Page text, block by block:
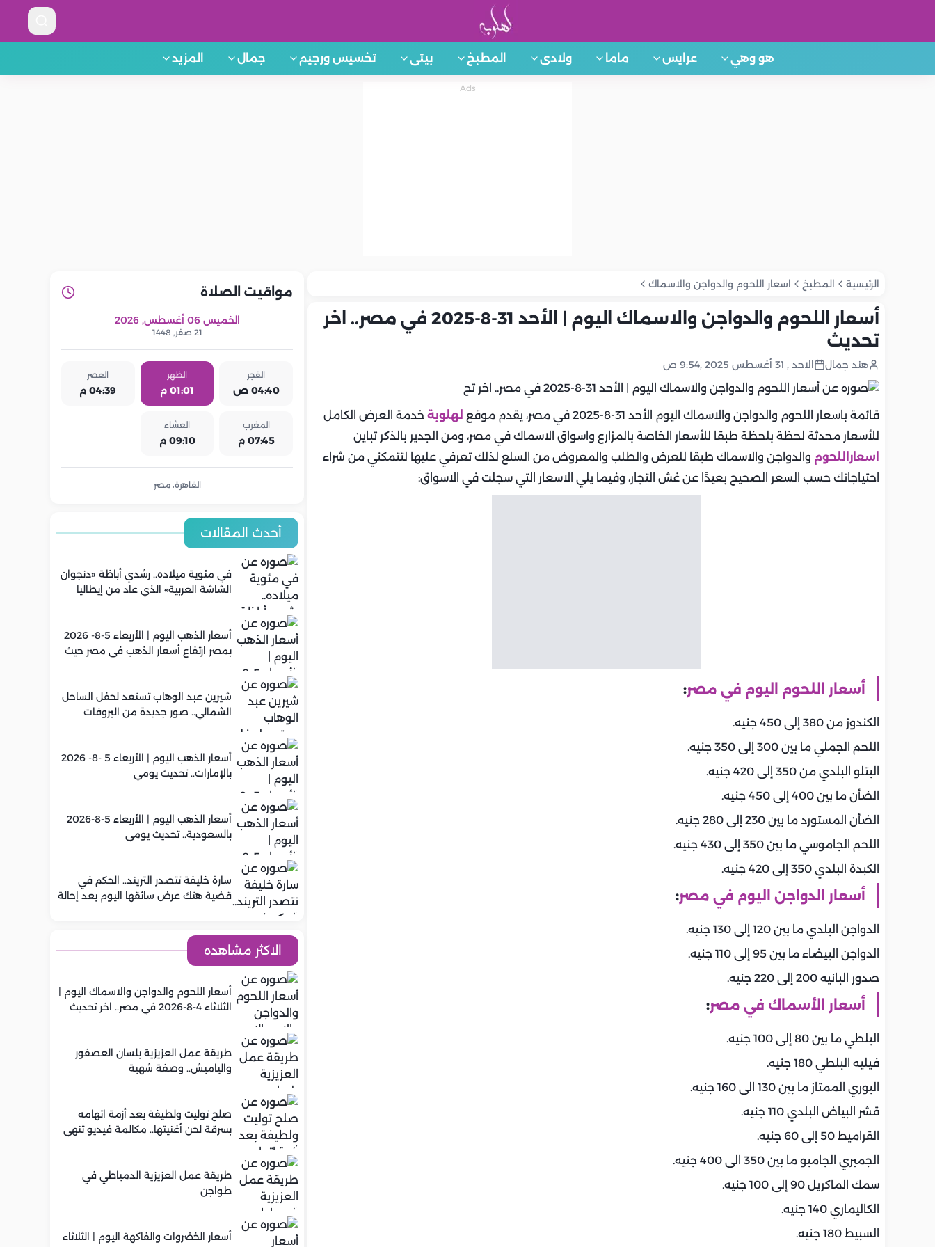
هو وهي عرايس ماما ولادى المطبخ بيتى تخسيس ورجيم جمال المزيد
الرئيسية المطبخ اسعار اللحوم والدواجن والاسماك
أسعار اللحوم والدواجن والاسماك اليوم | الأحد 31-8-2025 في مصر.. اخر
تحديث
هند جمال الاحد , 31 أغسطس 2025 ,9:54 ص
قائمة باسعار اللحوم والدواجن والاسماك اليوم الأحد 31-8-2025 في مصر، يقدم موقع لهلوبة خدمة العرض الكامل
للأسعار محدثة لحظة بلحظة طبقا للأسعار الخاصة بالمزارع واسواق الاسماك في مصر، ومن الجدير بالذكر تباين
اسعاراللحوم والدواجن والاسماك طبقا للعرض والطلب والمعروض من السلع لذلك تعرفي عليها لتتمكني من شراء
احتياجاتك حسب السعر الصحيح بعيدًا عن غش التجار، وفيما يلي الاسعار التي سجلت في الاسواق:
أسعار اللحوم اليوم في مصر:
الكندوز من 380 إلى 450 جنيه.
اللحم الجملي ما بين 300 إلى 350 جنيه.
البتلو البلدي من 350 إلى 420 جنيه.
الضأن ما بين 400 إلى 450 جنيه.
الضأن المستورد ما بين 230 إلى 280 جنيه.
اللحم الجاموسي ما بين 350 إلى 430 جنيه.
الكبدة البلدي 350 إلى 420 جنيه.
أسعار الدواجن اليوم في مصر:
الدواجن البلدي ما بين 120 إلى 130 جنيه.
الدواجن البيضاء ما بين 95 إلى 110 جنيه.
صدور البانيه 200 إلى 220 جنيه.
أسعار الأسماك في مصر:
البلطي ما بين 80 إلى 100 جنيه.
فيليه البلطي 180 جنيه.
البوري الممتاز ما بين 130 الى 160 جنيه.
قشر البياض البلدي 110 جنيه.
القراميط 50 إلى 60 جنيه.
الجمبري الجامبو ما بين 350 الى 400 جنيه.
سمك الماكريل 90 إلى 100 جنيه.
الكاليماري 140 جنيه.
السبيط 180 جنيه.
مواقيت الصلاة
الخميس 06 أغسطس, 2026
21 صفر, 1448
الفجر
04:40 ص
الظهر
01:01 م
العصر
04:39 م
المغرب
07:45 م
العشاء
09:10 م
القاهرة، مصر
أحدث المقالات
في مئوية ميلاده.. رشدي أباظة «دنجوان
الشاشة العربية» الذي عاد من إيطاليا
أسعار الذهب اليوم | الأربعاء 5-8- 2026
بمصر ارتفاع أسعار الذهب في مصر حيث
شيرين عبد الوهاب تستعد لحفل الساحل
الشمالي.. صور جديدة من البروفات
أسعار الذهب اليوم | الأربعاء 5 -8- 2026
بالإمارات.. تحديث يومي
أسعار الذهب اليوم | الأربعاء 5-8-2026
بالسعودية.. تحديث يومي
سارة خليفة تتصدر التريند.. الحكم في
قضية هتك عرض سائقها اليوم بعد إحالة
الاكثر مشاهده
أسعار اللحوم والدواجن والاسماك اليوم |
الثلاثاء 4-8-2026 في مصر.. اخر تحديث
طريقة عمل العزيزية بلسان العصفور
والياميش.. وصفة شهية
صلح توليت ولطيفة بعد أزمة اتهامه
بسرقة لحن أغنيتها.. مكالمة فيديو تنهي
طريقة عمل العزيزية الدمياطي في
طواجن
أسعار الخضروات والفاكهة اليوم | الثلاثاء